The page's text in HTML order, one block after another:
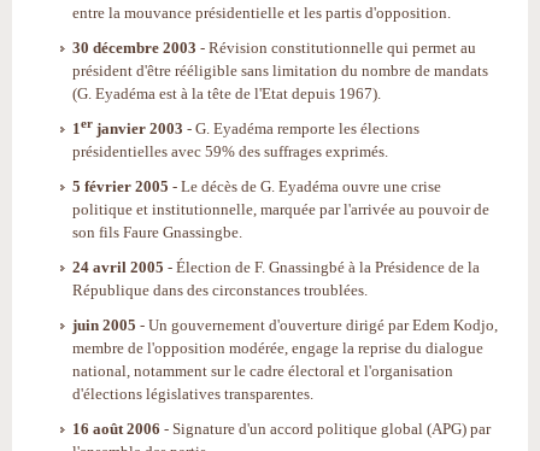
entre la mouvance présidentielle et les partis d'opposition.
30 décembre 2003 - Révision constitutionnelle qui permet au
président d'être rééligible sans limitation du nombre de mandats
(G. Eyadéma est à la tête de l'Etat depuis 1967).
1er janvier 2003 - G. Eyadéma remporte les élections
présidentielles avec 59% des suffrages exprimés.
5 février 2005 - Le décès de G. Eyadéma ouvre une crise
politique et institutionnelle, marquée par l'arrivée au pouvoir de
son fils Faure Gnassingbe.
24 avril 2005 - Élection de F. Gnassingbé à la Présidence de la
République dans des circonstances troublées.
juin 2005 - Un gouvernement d'ouverture dirigé par Edem Kodjo,
membre de l'opposition modérée, engage la reprise du dialogue
national, notamment sur le cadre électoral et l'organisation
d'élections législatives transparentes.
16 août 2006 - Signature d'un accord politique global (APG) par